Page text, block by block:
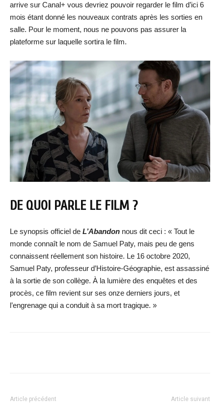
arrive sur Canal+ vous devriez pouvoir regarder le film d’ici 6
mois étant donné les nouveaux contrats après les sorties en
salle. Pour le moment, nous ne pouvons pas assurer la
plateforme sur laquelle sortira le film.
DE QUOI PARLE LE FILM ?
Le synopsis officiel de L’Abandon nous dit ceci : « Tout le
monde connaît le nom de Samuel Paty, mais peu de gens
connaissent réellement son histoire. Le 16 octobre 2020,
Samuel Paty, professeur d’Histoire-Géographie, est assassiné
à la sortie de son collège. À la lumière des enquêtes et des
procès, ce film revient sur ses onze derniers jours, et
l’engrenage qui a conduit à sa mort tragique. »
Article précédent Article suivant